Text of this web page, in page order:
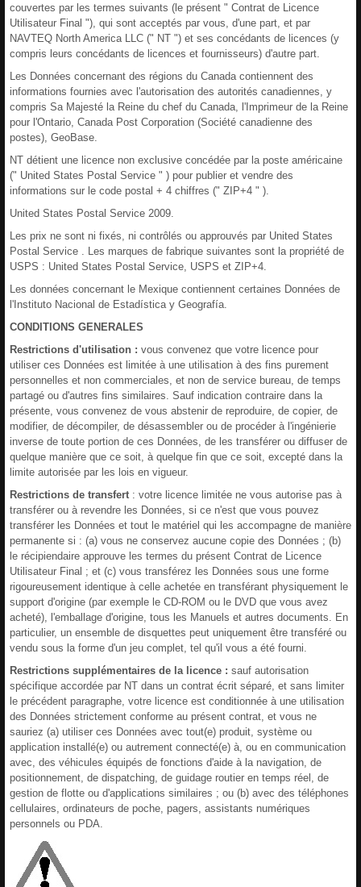
couvertes par les termes suivants (le présent " Contrat de Licence
Utilisateur Final "), qui sont acceptés par vous, d'une part, et par
NAVTEQ North America LLC (" NT ") et ses concédants de licences (y
compris leurs concédants de licences et fournisseurs) d'autre part.
Les Données concernant des régions du Canada contiennent des
informations fournies avec l'autorisation des autorités canadiennes, y
compris Sa Majesté la Reine du chef du Canada, l'Imprimeur de la Reine
pour l'Ontario, Canada Post Corporation (Société canadienne des
postes), GeoBase.
NT détient une licence non exclusive concédée par la poste américaine
(" United States Postal Service " ) pour publier et vendre des
informations sur le code postal + 4 chiffres (" ZIP+4 " ).
United States Postal Service 2009.
Les prix ne sont ni fixés, ni contrôlés ou approuvés par United States
Postal Service . Les marques de fabrique suivantes sont la propriété de
USPS : United States Postal Service, USPS et ZIP+4.
Les données concernant le Mexique contiennent certaines Données de
l'Instituto Nacional de Estadística y Geografía.
CONDITIONS GENERALES
Restrictions d'utilisation : vous convenez que votre licence pour
utiliser ces Données est limitée à une utilisation à des fins purement
personnelles et non commerciales, et non de service bureau, de temps
partagé ou d'autres fins similaires. Sauf indication contraire dans la
présente, vous convenez de vous abstenir de reproduire, de copier, de
modifier, de décompiler, de désassembler ou de procéder à l'ingénierie
inverse de toute portion de ces Données, de les transférer ou diffuser de
quelque manière que ce soit, à quelque fin que ce soit, excepté dans la
limite autorisée par les lois en vigueur.
Restrictions de transfert : votre licence limitée ne vous autorise pas à
transférer ou à revendre les Données, si ce n'est que vous pouvez
transférer les Données et tout le matériel qui les accompagne de manière
permanente si : (a) vous ne conservez aucune copie des Données ; (b)
le récipiendaire approuve les termes du présent Contrat de Licence
Utilisateur Final ; et (c) vous transférez les Données sous une forme
rigoureusement identique à celle achetée en transférant physiquement le
support d'origine (par exemple le CD-ROM ou le DVD que vous avez
acheté), l'emballage d'origine, tous les Manuels et autres documents. En
particulier, un ensemble de disquettes peut uniquement être transféré ou
vendu sous la forme d'un jeu complet, tel qu'il vous a été fourni.
Restrictions supplémentaires de la licence : sauf autorisation
spécifique accordée par NT dans un contrat écrit séparé, et sans limiter
le précédent paragraphe, votre licence est conditionnée à une utilisation
des Données strictement conforme au présent contrat, et vous ne
sauriez (a) utiliser ces Données avec tout(e) produit, système ou
application installé(e) ou autrement connecté(e) à, ou en communication
avec, des véhicules équipés de fonctions d'aide à la navigation, de
positionnement, de dispatching, de guidage routier en temps réel, de
gestion de flotte ou d'applications similaires ; ou (b) avec des téléphones
cellulaires, ordinateurs de poche, pagers, assistants numériques
personnels ou PDA.